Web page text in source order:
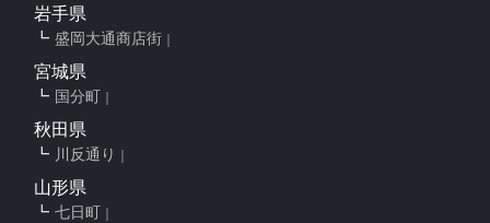
岩手県
盛岡大通商店街
宮城県
国分町
秋田県
川反通り
山形県
七日町